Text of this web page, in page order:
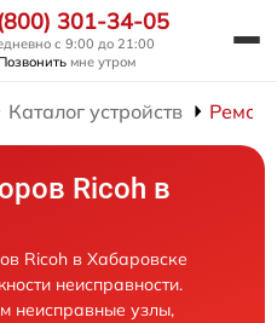
301-34-05
с 9:00 до 21:00
Позвонить мне утром
Каталог устройств
Ricoh в
Ricoh в Хабаровске
неисправности.
неисправные узлы,